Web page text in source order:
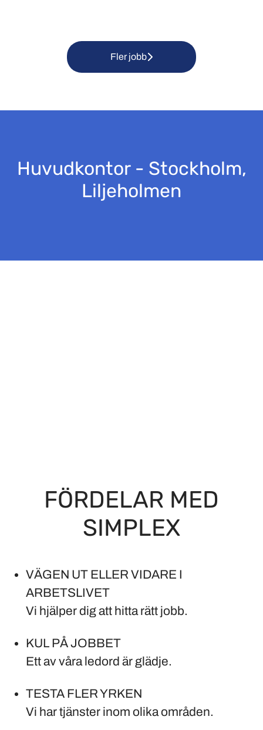
Fler jobb
Huvudkontor - Stockholm,
Liljeholmen
FÖRDELAR MED
SIMPLEX
VÄGEN UT ELLER VIDARE I
ARBETSLIVET
Vi hjälper dig att hitta rätt jobb.
KUL PÅ JOBBET
Ett av våra ledord är glädje.
TESTA FLER YRKEN
Vi har tjänster inom olika områden.